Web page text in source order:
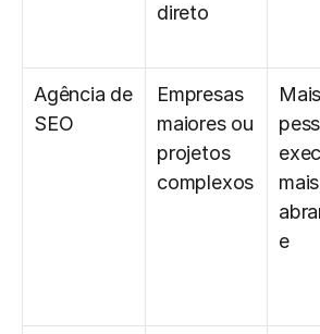
direto
Agência de
SEO
Empresas
maiores ou
projetos
complexos
Mais
mais
e